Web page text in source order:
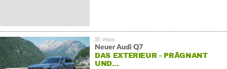
Neuer Audi Q7
DAS EXTERIEUR - PRÄGNANT
UND…